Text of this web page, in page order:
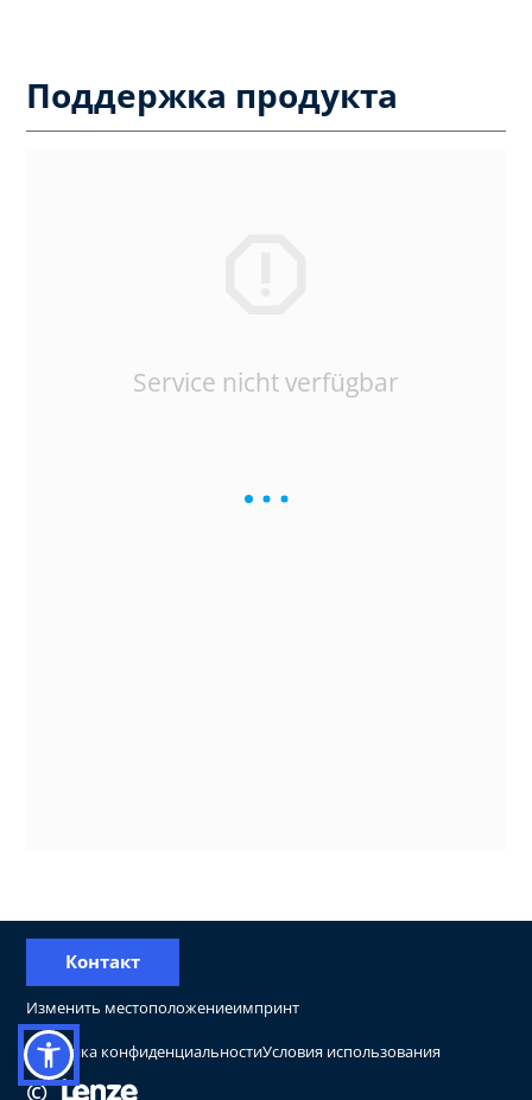
Поддержка продукта
Service nicht verfügbar
©
Изменить местоположениеимпринт
Политика конфиденциальностиУсловия использования
Контакт